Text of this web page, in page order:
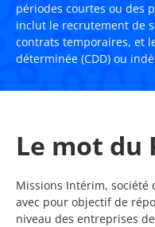
périodes courtes ou des
inclut le recrutement de
contrats temporaires, et
déterminée (CDD) ou
Le mot du
Missions Intérim, société
avec pour objectif de
niveau des entreprises